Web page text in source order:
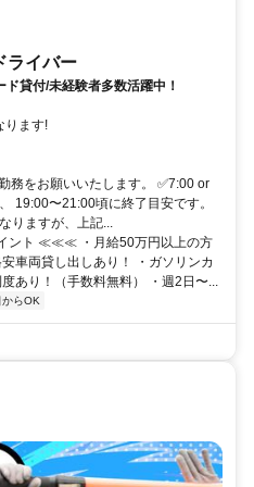
ライバー
貸付/未経験者多数活躍中！
なります!
務をお願いいたします。 ✅7:00 or
19:00〜21:00頃に終了目安です。
りますが、上記...
ント ≪≪≪ ・月給50万円以上の方
車両貸し出しあり！ ・ガソリンカ
あり！（手数料無料） ・週2日〜...
らOK